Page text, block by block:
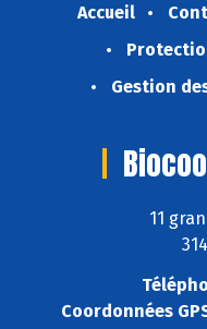
Accueil
Gestion
11
Coordonnées